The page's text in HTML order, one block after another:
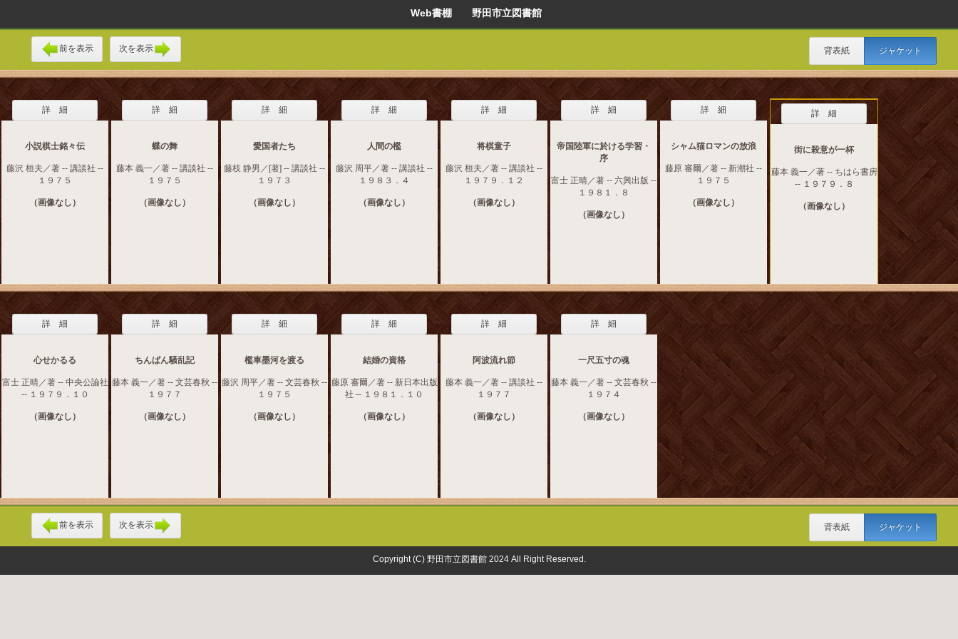
Web書棚 野田市立図書館
前を表示 次を表示 背表紙 ジャケット
詳 細
小説棋士銘々伝
藤沢 桓夫／著 -- 講談社 --
１９７５
（画像なし）
詳 細
蝶の舞
藤本 義一／著 -- 講談社 --
１９７５
（画像なし）
詳 細
愛国者たち
藤枝 静男／[著] -- 講談社 --
１９７３
（画像なし）
詳 細
人間の檻
藤沢 周平／著 -- 講談社 --
１９８３．４
（画像なし）
詳 細
将棋童子
藤沢 桓夫／著 -- 講談社 --
１９７９．１２
（画像なし）
詳 細
帝国陸軍に於ける学習・
序
富士 正晴／著 -- 六興出版 --
１９８１．８
（画像なし）
詳 細
シャム猫ロマンの放浪
藤原 審爾／著 -- 新潮社 --
１９７５
（画像なし）
詳 細
街に殺意が一杯
藤本 義一／著 -- ちはら書房
-- １９７９．８
（画像なし）
詳 細
心せかるる
富士 正晴／著 -- 中央公論社
-- １９７９．１０
（画像なし）
詳 細
ちんぱん騒乱記
藤本 義一／著 -- 文芸春秋 --
１９７７
（画像なし）
詳 細
檻車墨河を渡る
藤沢 周平／著 -- 文芸春秋 --
１９７５
（画像なし）
詳 細
結婚の資格
藤原 審爾／著 -- 新日本出版
社 -- １９８１．１０
（画像なし）
詳 細
阿波流れ節
藤本 義一／著 -- 講談社 --
１９７７
（画像なし）
詳 細
一尺五寸の魂
藤本 義一／著 -- 文芸春秋 --
１９７４
（画像なし）
前を表示 次を表示 背表紙 ジャケット
Copyright (C) 野田市立図書館 2024 All Right Reserved.